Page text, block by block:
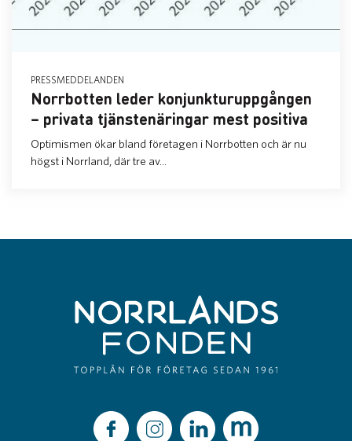
PRESSMEDDELANDEN
Norrbotten leder konjunkturuppgången
– privata tjänstenäringar mest positiva
Optimismen ökar bland företagen i Norrbotten och är nu
högst i Norrland, där tre av...